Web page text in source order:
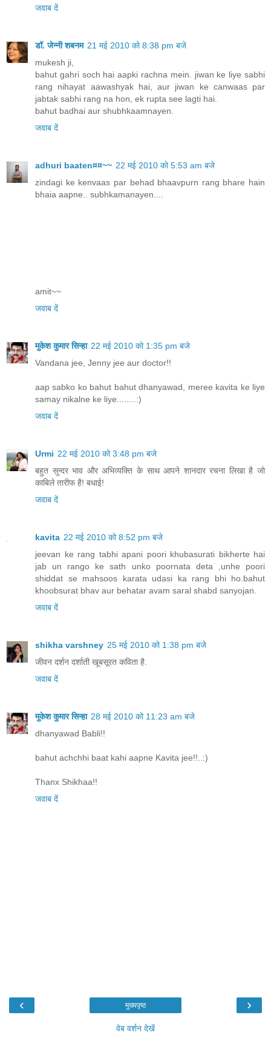
जवाब दें
डॉ. जेन्नी शबनम 21 मई 2010 को 8:38 pm बजे
mukesh ji,
bahut gahri soch hai aapki rachna mein. jiwan ke liye sabhi
rang nihayat aawashyak hai, aur jiwan ke canwaas par
jabtak sabhi rang na hon, ek rupta see lagti hai.
bahut badhai aur shubhkaamnayen.
जवाब दें
adhuri baaten¤¤~~ 22 मई 2010 को 5:53 am बजे
zindagi ke kenvaas par behad bhaavpurn rang bhare hain
bhaia aapne.. subhkamanayen....
amit~~
जवाब दें
मुकेश कुमार सिन्हा 22 मई 2010 को 1:35 pm बजे
Vandana jee, Jenny jee aur doctor!!
aap sabko ko bahut bahut dhanyawad, meree kavita ke liye
samay nikalne ke liye........:)
जवाब दें
Urmi 22 मई 2010 को 3:48 pm बजे
बहुत सुन्दर भाव और अभिव्यक्ति के साथ आपने शानदार रचना लिखा है जो
काबिले तारीफ है! बधाई!
जवाब दें
kavita 22 मई 2010 को 8:52 pm बजे
jeevan ke rang tabhi apani poori khubasurati bikherte hai
jab un rango ke sath unko poornata deta ,unhe poori
shiddat se mahsoos karata udasi ka rang bhi ho.bahut
khoobsurat bhav aur behatar avam saral shabd sanyojan.
जवाब दें
shikha varshney 25 मई 2010 को 1:38 pm बजे
जीवन दर्शन दर्शाती खूबसूरत कविता है.
जवाब दें
मुकेश कुमार सिन्हा 28 मई 2010 को 11:23 am बजे
dhanyawad Babli!!
bahut achchhi baat kahi aapne Kavita jee!!..:)
Thanx Shikhaa!!
जवाब दें
‹ ›
मुख्यपृष्ठ
वेब वर्शन देखें